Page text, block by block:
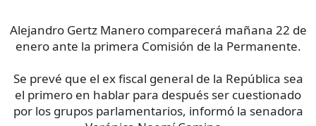
Alejandro Gertz Manero comparecerá mañana 22 de
enero ante la primera Comisión de la Permanente.
Se prevé que el ex fiscal general de la República sea
el primero en hablar para después ser cuestionado
por los grupos parlamentarios, informó la senadora